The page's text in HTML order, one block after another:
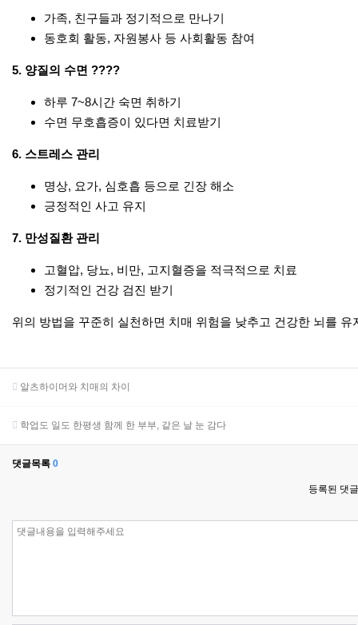
가족, 친구들과 정기적으로 만나기
동호회 활동, 자원봉사 등 사회활동 참여
5. 양질의 수면 ????
하루 7~8시간 숙면 취하기
수면 무호흡증이 있다면 치료받기
6. 스트레스 관리
명상, 요가, 심호흡 등으로 긴장 해소
긍정적인 사고 유지
7. 만성질환 관리
고혈압, 당뇨, 비만, 고지혈증을 적극적으로 치료
정기적인 건강 검진 받기
위의 방법을 꾸준히 실천하면 치매 위험을 낮추고 건강한 뇌를
알츠하이머와 치매의 차이
학업도 일도 한평생 함께 한 부부, 같은 날 눈 감다
댓글목록 0
등록된 댓